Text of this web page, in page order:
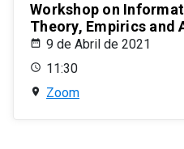
Workshop on
Theory, Empirics and
9 de Abril de 2021
11:30
Zoom